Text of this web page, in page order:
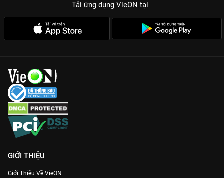
Tải ứng dụng VieON tại
GIỚI THIỆU
Giới Thiệu Về VieON